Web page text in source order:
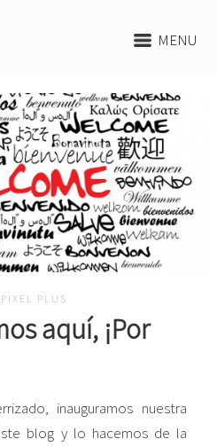
MENU
PIXEL PLUS
aquí, ¡Por
inauguramos nuestra
blog y lo hacemos de la